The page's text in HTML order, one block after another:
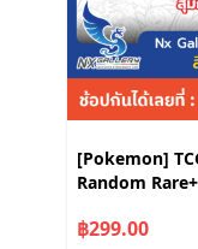
[Pokemon]
Random
฿299.00